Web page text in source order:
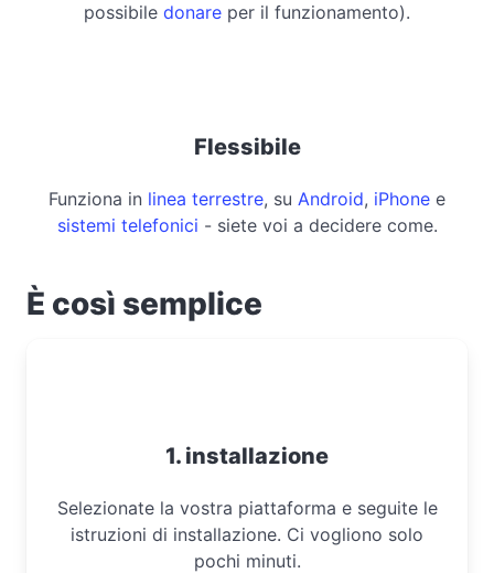
possibile donare per il funzionamento).
Flessibile
Funziona in linea terrestre, su Android, iPhone e
sistemi telefonici - siete voi a decidere come.
È così semplice
1. installazione
Selezionate la vostra piattaforma e seguite le
istruzioni di installazione. Ci vogliono solo
pochi minuti.